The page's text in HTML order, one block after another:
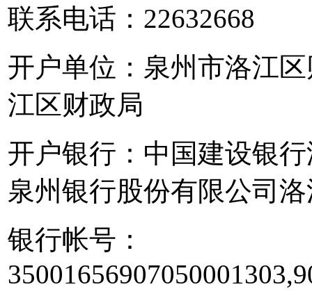
联系电话：22632668
开户单位：泉州市洛江
江区财政局
开户银行：中国建设银
泉州银行股份有限公司
银行帐号：